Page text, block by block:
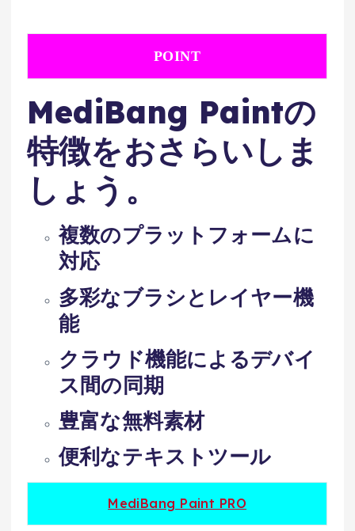
POINT
MediBang Paintの
特徴をおさらいしま
しょう。
複数のプラットフォームに
対応
多彩なブラシとレイヤー機
能
クラウド機能によるデバイ
ス間の同期
豊富な無料素材
便利なテキストツール
MediBang Paint PRO